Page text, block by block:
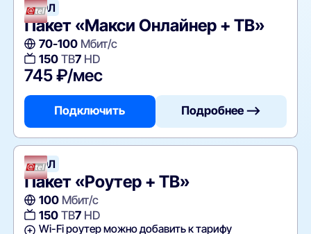
АТЭЛ
Пакет «Макси Онлайнер + ТВ»
70-100Мбит/с
150ТВ7HD
745 ₽/мес
Подключить Подробнее —>
АТЭЛ
Пакет «Роутер + ТВ»
100Мбит/с
150ТВ7HD
Wi-Fi роутер можно добавить к тарифу